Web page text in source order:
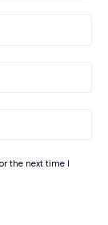
the next time I